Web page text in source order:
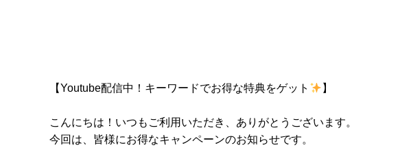
【Youtube配信中！キーワードでお得な特典をゲット 】
こんにちは！いつもご利用いただき、ありがとうございます。
今回は、皆様にお得なキャンペーンのお知らせです。